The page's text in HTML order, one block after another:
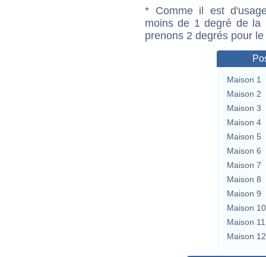
* Comme il est
moins de 1 degré de la
prenons 2 degrés pour
Maison 1
Maison 2
Maison 3
Maison 4
Maison 5
Maison 6
Maison 7
Maison 8
Maison 9
Maison 10
Maison 11
Maison 12